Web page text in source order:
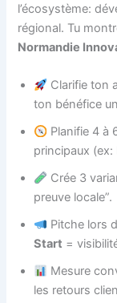
l’écosystème:
régional. Tu
Normandie
Clarifie ton
ton bénéfice
Planifie 4 à
principaux
Crée 3
preuve locale”.
Pitche lors
Start =
Mesure
les retours